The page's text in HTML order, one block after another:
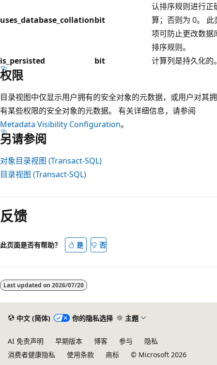
uses_database_collationbit
认排序规则进行正
算；否则为 0。 此
项可防止更改数据
排序规则。
is_persisted
bit 计算列是持久化的
权限
目录视图中仅显示用户拥有的安全对象的元数据，或用户对其拥
有某些权限的安全对象的元数据。 有关详细信息，请参阅
Metadata Visibility Configuration。
另请参阅
对象目录视图 (Transact-SQL)
目录视图 (Transact-SQL)
读
模
已
用
反馈
此页面是否有帮助？ 是 否
Last updated on 2026/07/20
中文 (简体) 你的隐私选择 主题
AI 免责声明 早期版本 博客 参与
隐私
消费者健康隐私
使用条款 商标 © Microsoft 2026